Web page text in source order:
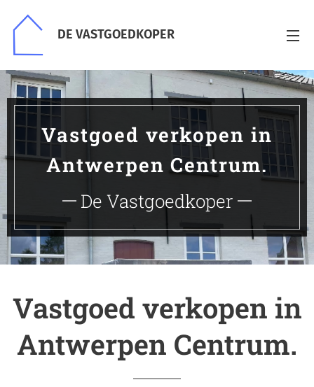
DE VASTGOEDKOPER
Vastgoed verkopen in
Antwerpen Centrum.
De Vastgoedkoper
Vastgoed verkopen in
Antwerpen Centrum.